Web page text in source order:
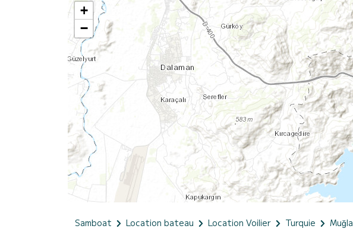
+
−
Samboat Location bateau Location Voilier Turquie Muğla